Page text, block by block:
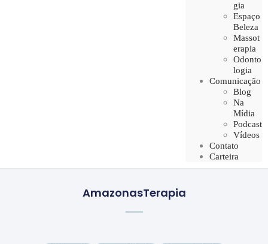
gia
Espaço
Beleza
Massot
erapia
Odonto
logia
Comunicação
Blog
Na
Mídia
Podcast
Vídeos
Contato
Carteira
AmazonasTerapia